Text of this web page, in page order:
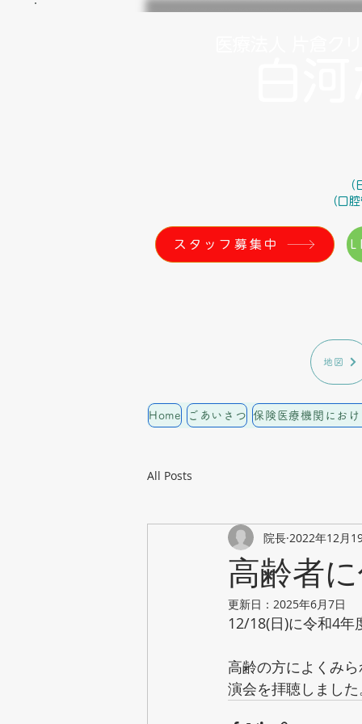
（口
スタッフ募集中
地図
Home ごあいさつ 保険医療機関にお
All Posts
高齢者
院長 2022年12月
更新日： 2025年6月7日
12/18(日)に令和4
高齢の方によくみ
演会を拝聴しまし